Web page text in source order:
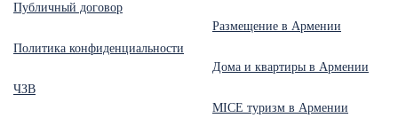
Публичный договор
Политика конфиденциальности
ЧЗВ
Размещение в Армении
Дома и квартиры в Армении
MICE туризм в Армении